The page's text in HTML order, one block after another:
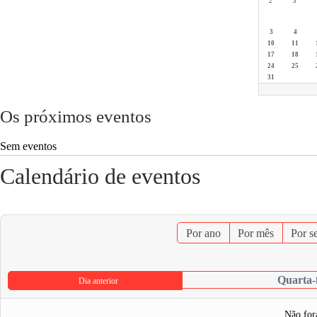
3
4
10
11
17
18
24
25
31
Os próximos eventos
Sem eventos
Calendário de eventos
Por ano Por mês Por
Dia anterior Quarta-
Não